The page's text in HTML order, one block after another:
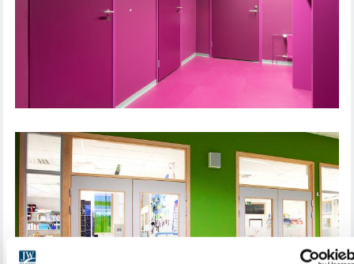
DØRLØSNING UDDANNELSESINSTITUTION